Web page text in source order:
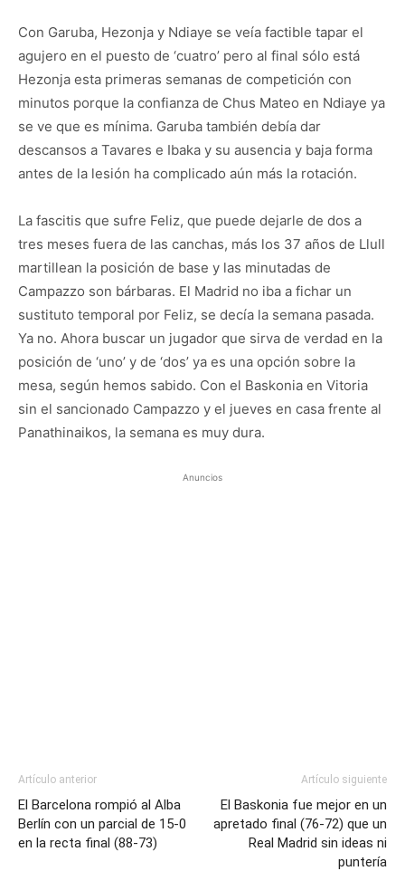
Con Garuba, Hezonja y Ndiaye se veía factible tapar el
agujero en el puesto de ‘cuatro’ pero al final sólo está
Hezonja esta primeras semanas de competición con
minutos porque la confianza de Chus Mateo en Ndiaye ya
se ve que es mínima. Garuba también debía dar
descansos a Tavares e Ibaka y su ausencia y baja forma
antes de la lesión ha complicado aún más la rotación.
La fascitis que sufre Feliz, que puede dejarle de dos a
tres meses fuera de las canchas, más los 37 años de Llull
martillean la posición de base y las minutadas de
Campazzo son bárbaras. El Madrid no iba a fichar un
sustituto temporal por Feliz, se decía la semana pasada.
Ya no. Ahora buscar un jugador que sirva de verdad en la
posición de ‘uno’ y de ‘dos’ ya es una opción sobre la
mesa, según hemos sabido. Con el Baskonia en Vitoria
sin el sancionado Campazzo y el jueves en casa frente al
Panathinaikos, la semana es muy dura.
Anuncios
Artículo anterior
El Barcelona rompió al Alba
Berlín con un parcial de 15-0
en la recta final (88-73)
Artículo siguiente
El Baskonia fue mejor en un
apretado final (76-72) que un
Real Madrid sin ideas ni
puntería